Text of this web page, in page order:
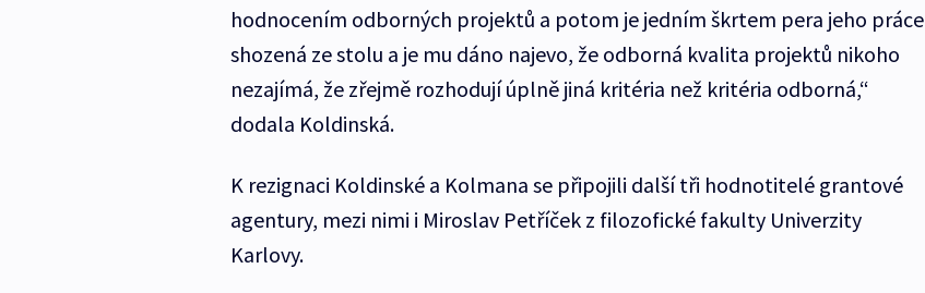
hodnocením odborných projektů a potom je jedním škrtem pera jeho práce
shozená ze stolu a je mu dáno najevo, že odborná kvalita projektů nikoho
nezajímá, že zřejmě rozhodují úplně jiná kritéria než kritéria odborná,“
dodala Koldinská.
K rezignaci Koldinské a Kolmana se připojili další tři hodnotitelé grantové
agentury, mezi nimi i Miroslav Petříček z filozofické fakulty Univerzity
Karlovy.